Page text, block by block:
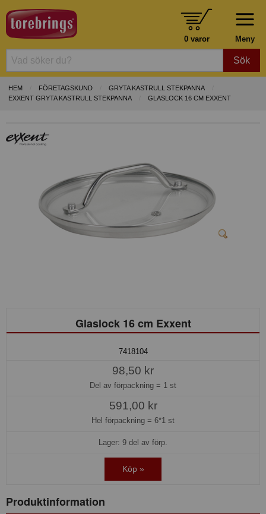
Meny
0 varor
Sök
HEM FÖRETAGSKUND
GRYTA KASTRULL STEKPANNA
EXXENT GRYTA KASTRULL STEKPANNA
GLASLOCK 16 CM EXXENT
Glaslock 16 cm Exxent
7418104
98,50 kr
Del av förpackning = 1 st
591,00 kr
Hel förpackning = 6*1 st
Lager: 9 del av förp.
Köp »
Produktinformation